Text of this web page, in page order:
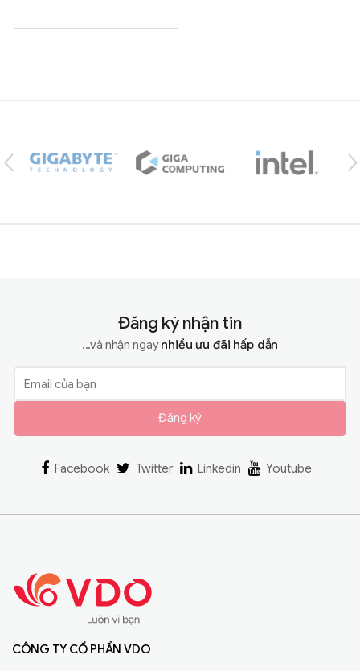
Đăng ký nhận tin
...và nhận ngaynhiều ưu đãi hấp dẫn
Đăng ký
Facebook Twitter Linkedin Youtube
CÔNG TY CỔ PHẦN VDO